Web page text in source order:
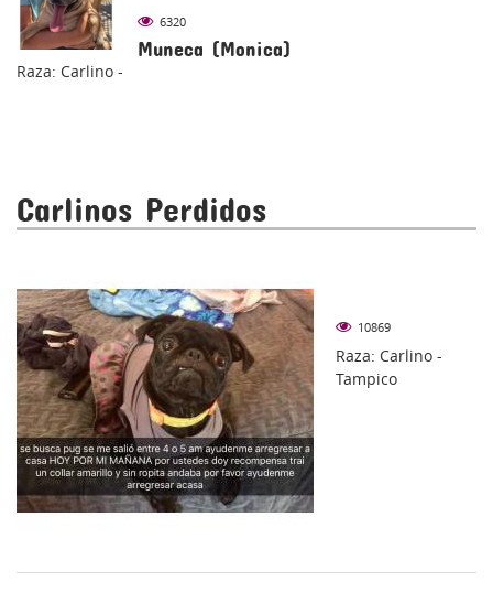
6320
Muneca (Monica)
Raza: Carlino -
Carlinos Perdidos
10869
Raza: Carlino -
Tampico